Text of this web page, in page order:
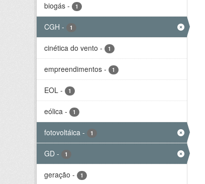
biogás - 1
CGH - 1
cinética do vento - 1
empreendimentos - 1
EOL - 1
eólica - 1
fotovoltáica - 1
GD - 1
geração - 1